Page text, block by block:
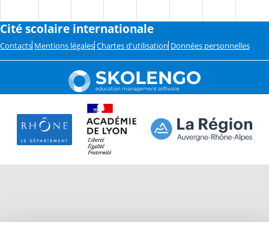
Cité scolaire internationale
Contacts Mentions légales Chartes d'utilisation Données personnelles